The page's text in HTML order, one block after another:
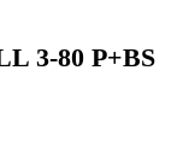
3-80 P+BS